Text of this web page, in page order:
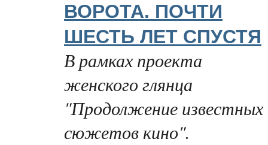
ВОРОТА. ПОЧТИ
ШЕСТЬ ЛЕТ СПУСТЯ
В рамках проекта
женского глянца
"Продолжение известных
сюжетов кино".